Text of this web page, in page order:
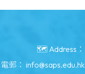
🗺️ Address：
郵： info@saps.edu.hk